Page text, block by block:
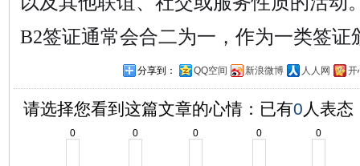
B2签证通常会合二为一，作为一类签证
分享到： QQ空间 新浪微博 人人网 开
请选择您看到这篇文章的心情：已有0 人表态
0 0 0 0 0